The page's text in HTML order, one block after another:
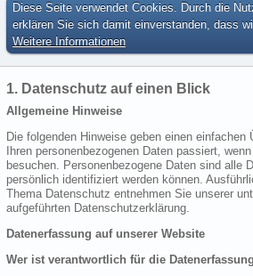
Diese Seite verwendet Cookies. Durch die
erklären Sie sich damit einverstanden, dass
Weitere Informationen
1. Datenschutz auf einen Blick
Allgemeine Hinweise
Die folgenden Hinweise geben einen einfachen
Ihren personenbezogenen Daten passiert,
besuchen. Personenbezogene Daten sind alle
persönlich identifiziert werden können.
Thema Datenschutz entnehmen Sie unserer
aufgeführten Datenschutzerklärung.
Datenerfassung auf unserer Website
Wer ist verantwortlich für die